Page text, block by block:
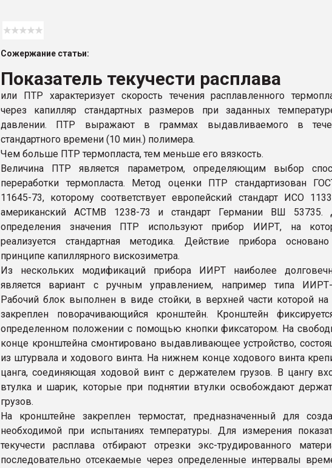
ПЕРЕЙТИ НА ФОРУМ
Сожержание статьи:
Показатель текучести расплава
или ПТР характеризует скорость течения расплавленного
через капилляр стандартных размеров при заданных
давлении. ПТР выражают в граммах выдавливаемого в
стандартного времени (10 мин.) полимера.
Чем больше ПТР термопласта, тем меньше его вязкость.
Величина ПТР является параметром, определяющим выбор
переработки термопласта. Метод оценки ПТР стандартизован
11645-73, которому соответствует европейский стандарт ИСО
американский АСТМВ 1238-73 и стандарт Германии ВШ 53735.
определения значения ПТР используют прибор ИИРТ, на
реализуется стандартная методика. Действие прибора
принципе капиллярного вискозиметра.
Из нескольких модификаций прибора ИИРТ наиболее
является вариант с ручным управлением, например типа
Рабочий блок выполнен в виде стойки, в верхней части которой на
закреплен поворачивающийся кронштейн. Кронштейн
определенном положении с помощью кнопки фиксатором. На
конце кронштейна смонтировано выдавливающее устройство,
из штурвала и ходового винта. На нижнем конце ходового винта
цанга, соединяющая ходовой винт с держателем грузов. В цангу
втулка и шарик, которые при поднятии втулки освобождают
грузов.
На кронштейне закреплен термостат, предназначенный для
необходимой при испытаниях температуры. Для измерения
текучести расплава отбирают отрезки экс-трудированного
последовательно отсекаемые через определенные интервалы